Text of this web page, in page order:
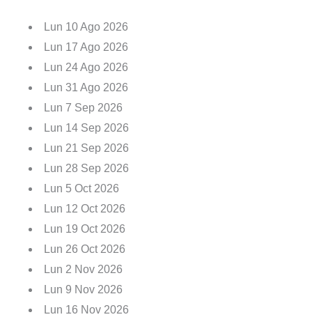
Lun 10 Ago 2026
Lun 17 Ago 2026
Lun 24 Ago 2026
Lun 31 Ago 2026
Lun 7 Sep 2026
Lun 14 Sep 2026
Lun 21 Sep 2026
Lun 28 Sep 2026
Lun 5 Oct 2026
Lun 12 Oct 2026
Lun 19 Oct 2026
Lun 26 Oct 2026
Lun 2 Nov 2026
Lun 9 Nov 2026
Lun 16 Nov 2026